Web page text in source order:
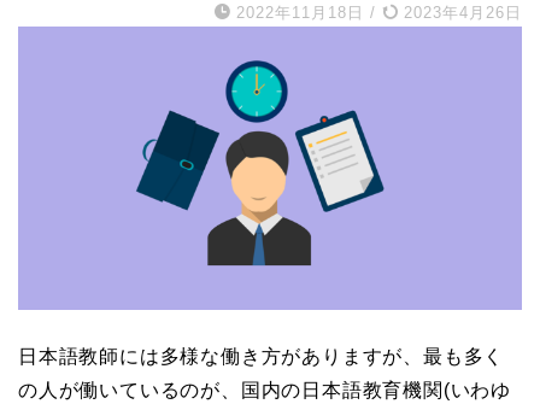
2022年11月18日 / 2023年4月26日
日本語教師には多様な働き方がありますが、最も多く
の人が働いているのが、国内の日本語教育機関(いわゆ